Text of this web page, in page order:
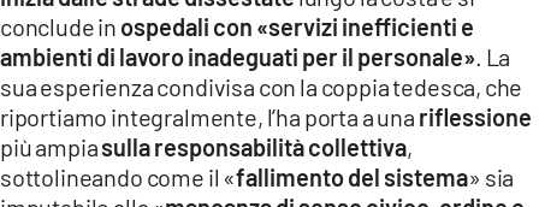
CATANZAROCHANNEL.IT
LACAPITALENEWS.IT
App
ANDROID
conclude in ospedali con «servizi inefficienti e
ambienti di lavoro inadeguati per il personale» . La
sua esperienza condivisa con la coppia tedesca, che
riportiamo integralmente, l’ha porta a una riflessione
più ampiasulla responsabilità collettiva,
sottolineando come il «fallimento del sistema» sia